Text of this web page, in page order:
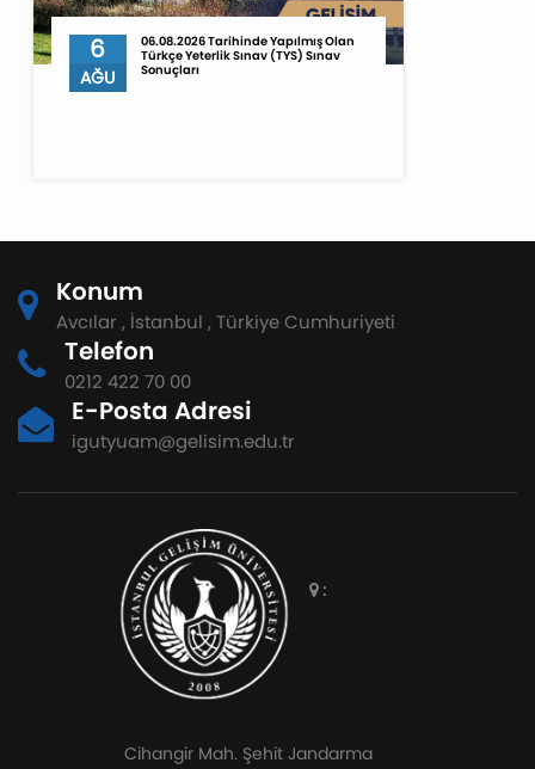
6
AĞU
06.08.2026 Tarihinde Yapılmış Olan
Türkçe Yeterlik Sınav (TYS) Sınav
Sonuçları
Konum
Avcılar , İstanbul , Türkiye Cumhuriyeti
Telefon
0212 422 70 00
E-Posta Adresi
igutyuam@gelisim.edu.tr
:
Cihangir Mah. Şehit Jandarma